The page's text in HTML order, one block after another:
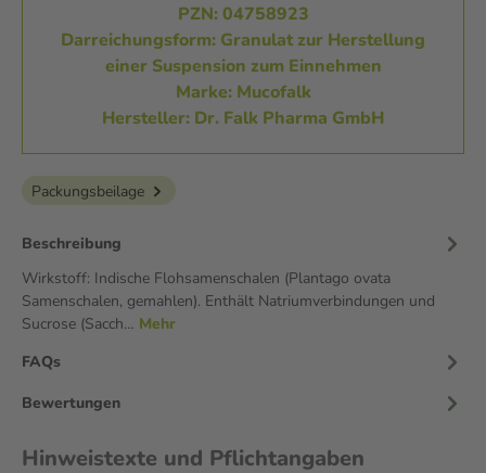
PZN: 04758923
Darreichungsform: Granulat zur Herstellung
einer Suspension zum Einnehmen
Marke: Mucofalk
Hersteller: Dr. Falk Pharma GmbH
Packungsbeilage
Beschreibung
Wirkstoff: Indische Flohsamenschalen (Plantago ovata
Samenschalen, gemahlen). Enthält Natriumverbindungen und
Sucrose (Sacch… Mehr
FAQs
Bewertungen
Hinweistexte und Pflichtangaben